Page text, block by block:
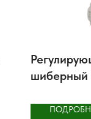
шиберный